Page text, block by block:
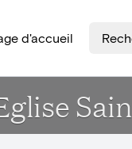
d'accueil